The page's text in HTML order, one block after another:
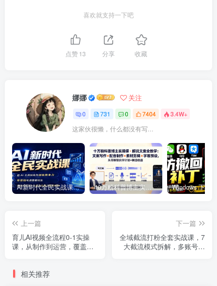
喜欢就支持一下吧
点赞13 分享 收藏
娜娜 关注
0 731 0 7404 3.4W+
这家伙很懒，什么都没有写...
AI新时代全民实战课，把 AI 工具转化为创收竞争力，零基础吃透整套玩法，借助AI完成个人能力升级与收益增收。 10万粉科普博主实操课-解说文案全教学：文案写作×配音制作×素材剪辑×字幕预设，从零解锁伙伴计划+精选收益
上一篇
育儿AI视频全流程0-1实操
课，从制作到运营，覆盖伙
下一篇
全域截流打粉全套实战课，7
大截流模式拆解，多账号养
相关推荐